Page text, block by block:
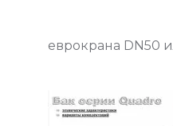
еврокрана DN50